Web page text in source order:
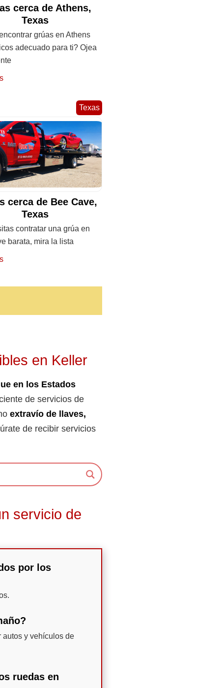
cerca de Athens,
Texas
grúas en Athens
adecuado para ti? Ojea
Texas
cerca de Bee Cave,
Texas
contratar una grúa en
barata, mira la lista
en Keller
en los Estados
de servicios de
extravío de llaves,
de recibir servicios
servicio de
por los
autos y vehículos de
ruedas en